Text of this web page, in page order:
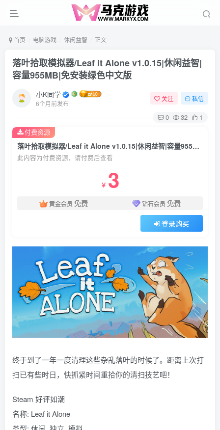
首页 电脑游戏 休闲益智 正文
落叶拾取模拟器/Leaf it Alone v1.0.15|休闲益智|
容量955MB|免安装绿色中文版
小K同学
6个月前发布
关注 私信
0 32 1
落叶拾取模拟器/Leaf it Alone v1.0.15|休闲益智|容量955MB|免安装绿色中文版
此内容为付费资源，请付费后查看
￥ 3
黄金会员 免费 钻石会员 免费
登录购买
付费资源
终于到了一年一度清理这些杂乱落叶的时候了。距离上次打
扫已有些时日，快抓紧时间重拾你的清扫技艺吧！
Steam 好评如潮
名称: Leaf it Alone